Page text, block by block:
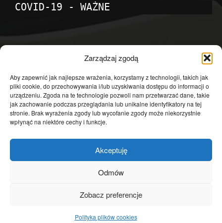
Zarządzaj zgodą
Aby zapewnić jak najlepsze wrażenia, korzystamy z technologii, takich jak
pliki cookie, do przechowywania i/lub uzyskiwania dostępu do informacji o
urządzeniu. Zgoda na te technologie pozwoli nam przetwarzać dane, takie
jak zachowanie podczas przeglądania lub unikalne identyfikatory na tej
stronie. Brak wyrażenia zgody lub wycofanie zgody może niekorzystnie
wpłynąć na niektóre cechy i funkcje.
Akceptuję
Odmów
Zobacz preferencje
Polityka plików cookies
COVID-19 - WAŻNE
Temat dnia
4601
Publicystyka
4363
Polityka
3639
Polska
Społeczeństwo
2823